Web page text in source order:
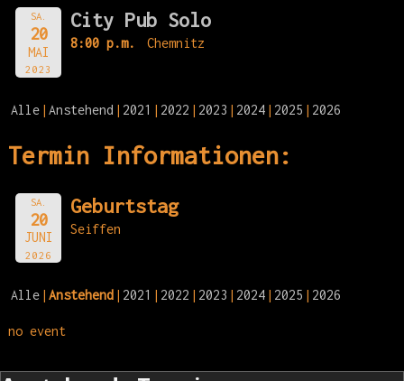
SA.
20
MAI
2023
City Pub Solo
8:00 p.m. Chemnitz
Alle Anstehend 2021 2022 2023 2024 2025 2026
Termin Informationen:
SA.
20
JUNI
2026
Geburtstag
Seiffen
Alle Anstehend 2021 2022 2023 2024 2025 2026
no event